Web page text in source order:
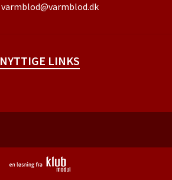
varmblod@varmblod.dk
NYTTIGE LINKS